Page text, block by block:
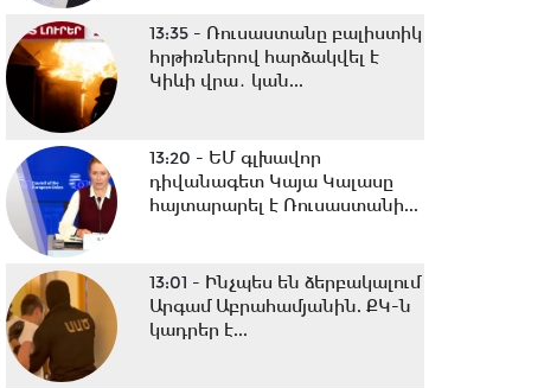
13:35 - Ռուսաստանը բալիստիկ
հրթիռներով հարձակվել է
Կիևի վրա․ կան...
13:20 - ԵՄ գլխավոր
դիվանագետ Կայա Կալասը
հայտարարել է Ռուսաստանի...
13:01 - Ինչպես են ձերբակալում
Արգամ Աբրահամյանին. ՔԿ-ն
կադրեր է...